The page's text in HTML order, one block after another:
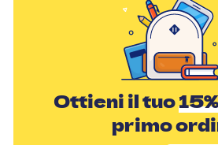
Ottieni il tuo
primo